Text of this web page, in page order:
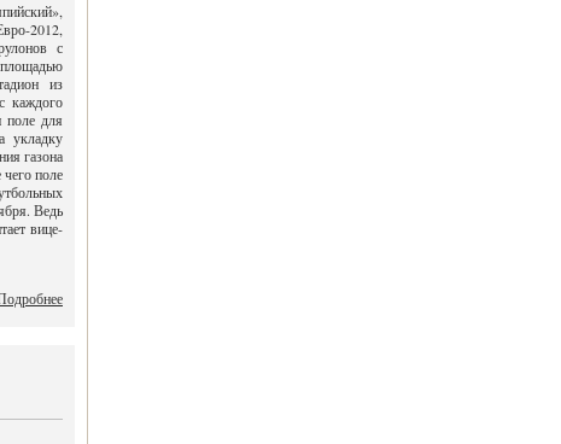
2012,
с
из
каждого
для
укладку
газона
поле
Ведь
вице-